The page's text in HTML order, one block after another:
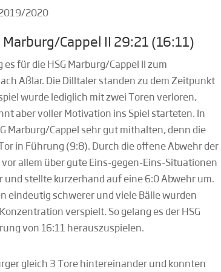
2020
Cappel II 29:21 (16:11)
für die HSG Marburg/Cappel II zum
Aßlar. Die Dilltaler standen zu dem Zeitpunkt
wurde lediglich mit zwei Toren verloren,
aber voller Motivation ins Spiel starteten. In
Marburg/Cappel sehr gut mithalten, denn die
in Führung (9:8). Durch die offene Abwehr der
allem über gute Eins-gegen-Eins-Situationen
und stellte kurzerhand auf eine 6:0 Abwehr um.
eindeutig schwerer und viele Bälle wurden
verspielt. So gelang es der HSG
von 16:11 herauszuspielen.
gleich 3 Tore hintereinander und konnten